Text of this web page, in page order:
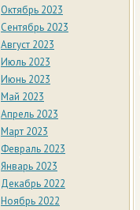
Октябрь 2023
Сентябрь 2023
Август 2023
Июль 2023
Июнь 2023
Май 2023
Апрель 2023
Март 2023
Февраль 2023
Январь 2023
Декабрь 2022
Ноябрь 2022